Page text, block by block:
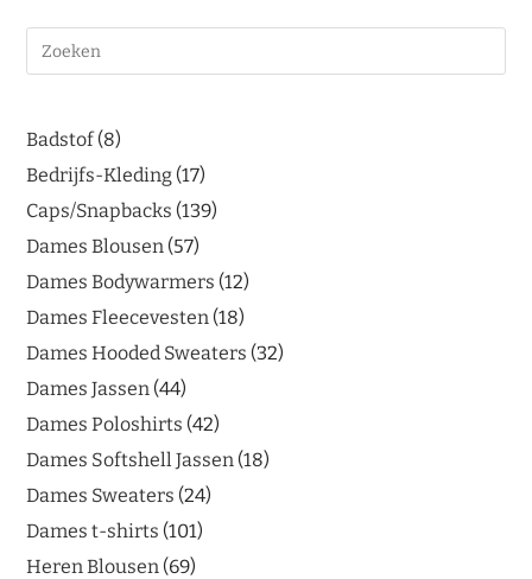
Badstof 8
Bedrijfs-Kleding 17
Caps/Snapbacks 139
Dames Blousen 57
Dames Bodywarmers 12
Dames Fleecevesten 18
Dames Hooded Sweaters 32
Dames Jassen 44
Dames Poloshirts 42
Dames Softshell Jassen 18
Dames Sweaters 24
Dames t-shirts 101
Heren Blousen 69